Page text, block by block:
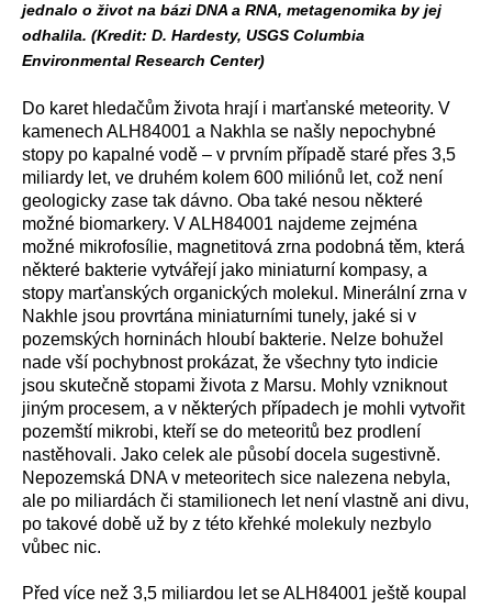
jednalo o život na bázi DNA a RNA, metagenomika by jej
odhalila. (Kredit: D. Hardesty, USGS Columbia
Environmental Research Center)
Do karet hledačům života hrají i marťanské meteority. V
kamenech ALH84001 a Nakhla se našly nepochybné
stopy po kapalné vodě – v prvním případě staré přes 3,5
miliardy let, ve druhém kolem 600 miliónů let, což není
geologicky zase tak dávno. Oba také nesou některé
možné biomarkery. V ALH84001 najdeme zejména
možné mikrofosílie, magnetitová zrna podobná těm, která
některé bakterie vytvářejí jako miniaturní kompasy, a
stopy marťanských organických molekul. Minerální zrna v
Nakhle jsou provrtána miniaturními tunely, jaké si v
pozemských horninách hloubí bakterie. Nelze bohužel
nade vší pochybnost prokázat, že všechny tyto indicie
jsou skutečně stopami života z Marsu. Mohly vzniknout
jiným procesem, a v některých případech je mohli vytvořit
pozemští mikrobi, kteří se do meteoritů bez prodlení
nastěhovali. Jako celek ale působí docela sugestivně.
Nepozemská DNA v meteoritech sice nalezena nebyla,
ale po miliardách či stamilionech let není vlastně ani divu,
po takové době už by z této křehké molekuly nezbylo
vůbec nic.
Před více než 3,5 miliardou let se ALH84001 ještě koupal